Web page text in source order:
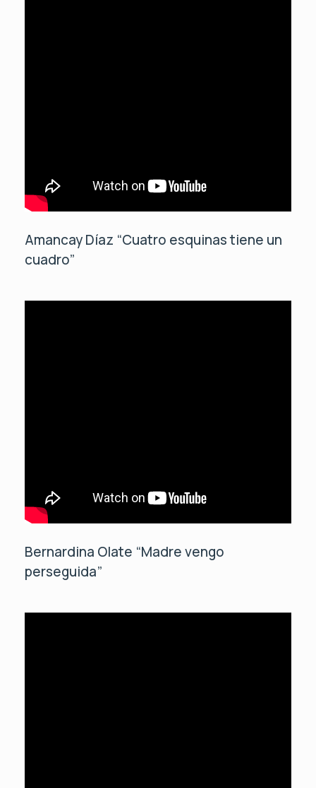
Amancay Díaz “Cuatro esquinas tiene un
cuadro”
Bernardina Olate “Madre vengo
perseguida”